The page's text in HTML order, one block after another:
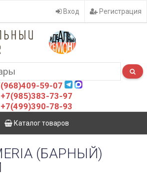
Вход Регистрация
59-07
+7(985)383-73-97
+7(499)390-78-93
Каталог товаров
(БАРНЫЙ)